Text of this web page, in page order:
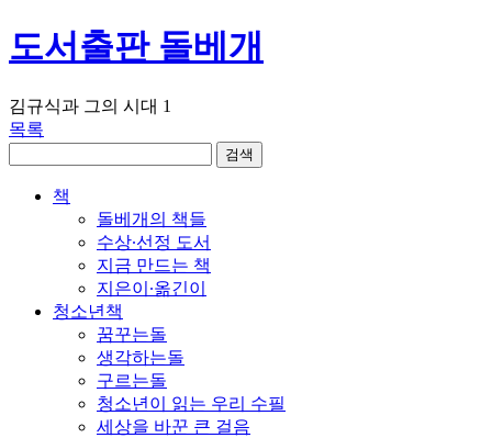
도서출판 돌베개
김규식과 그의 시대 1
목록
책
돌베개의 책들
수상∙선정 도서
지금 만드는 책
지은이∙옮긴이
청소년책
꿈꾸는돌
생각하는돌
구르는돌
청소년이 읽는 우리 수필
세상을 바꾼 큰 걸음